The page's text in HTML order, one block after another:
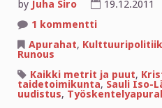
by Juha Siro 19.12.2011
1 kommenttiartikkeliin
graafisuus,
muita
tärkeitä
asioita
Apurahat,
Runous
Kaikki metrit ja puut,
taidetoimikunta, Sauli Iso-
uudistus,